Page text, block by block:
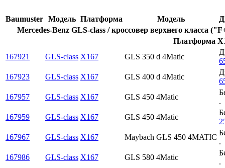
Baumuster Модель Платформа Модель
Mercedes-Benz GLS-class / кроссовер верхнего класса
Платформа
167921
GLS-class X167 GLS 350 d 4Matic
167923
GLS-class X167 GLS 400 d 4Matic
167957
GLS-class X167 GLS 450 4Matic
.
167959
GLS-class X167 GLS 450 4Matic
167967
GLS-class X167 Maybach GLS 450 4MATIC
.
167986
GLS-class X167 GLS 580 4Matic
.